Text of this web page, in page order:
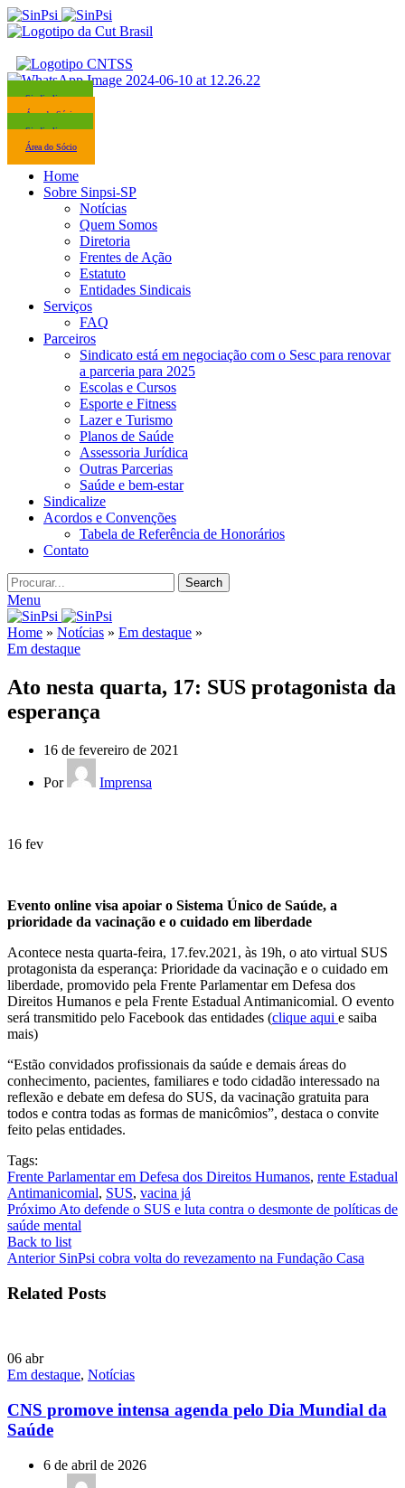
Sindicalize-se
Área do Sócio
Sindicalize-se
Área do Sócio
Home
Sobre Sinpsi-SP
Notícias
Quem Somos
Diretoria
Frentes de Ação
Estatuto
Entidades Sindicais
Serviços
FAQ
Parceiros
Sindicato está em negociação com o Sesc para renovar
a parceria para 2025
Escolas e Cursos
Esporte e Fitness
Lazer e Turismo
Planos de Saúde
Assessoria Jurídica
Outras Parcerias
Saúde e bem-estar
Sindicalize
Acordos e Convenções
Tabela de Referência de Honorários
Contato
Search
Menu
Home » Notícias » Em destaque »
Em destaque
Ato nesta quarta, 17: SUS protagonista da
esperança
16 de fevereiro de 2021
Por Imprensa
16 fev
Evento online visa apoiar o Sistema Único de Saúde, a
prioridade da vacinação e o cuidado em liberdade
Acontece nesta quarta-feira, 17.fev.2021, às 19h, o ato virtual SUS
protagonista da esperança: Prioridade da vacinação e o cuidado em
liberdade, promovido pela Frente Parlamentar em Defesa dos
Direitos Humanos e pela Frente Estadual Antimanicomial. O evento
será transmitido pelo Facebook das entidades (clique aqui e saiba
mais)
“Estão convidados profissionais da saúde e demais áreas do
conhecimento, pacientes, familiares e todo cidadão interessado na
reflexão e debate em defesa do SUS, da vacinação gratuita para
todos e contra todas as formas de manicômios”, destaca o convite
feito pelas entidades.
Tags:
Frente Parlamentar em Defesa dos Direitos Humanos, rente Estadual
Antimanicomial, SUS, vacina já
Próximo Ato defende o SUS e luta contra o desmonte de políticas de
saúde mental
Back to list
Anterior SinPsi cobra volta do revezamento na Fundação Casa
Related Posts
06 abr
Em destaque, Notícias
CNS promove intensa agenda pelo Dia Mundial da
Saúde
6 de abril de 2026